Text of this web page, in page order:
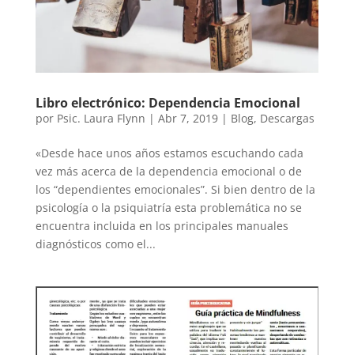
Libro electrónico: Dependencia Emocional
por Psic. Laura Flynn | Abr 7, 2019| Blog, Descargas
«Desde hace unos años estamos escuchando cada
vez más acerca de la dependencia emocional o de
los “dependientes emocionales”. Si bien dentro de la
psicología o la psiquiatría esta problemática no se
encuentra incluida en los principales manuales
diagnósticos como el...